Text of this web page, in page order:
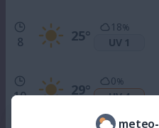
8 25°
18%
UV 1
10 29°
0%
UV 4
meteo-